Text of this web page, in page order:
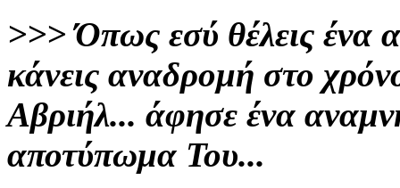
>>> Όπως εσύ θέλεις ένα
κάνεις αναδρομή στο
Αβριήλ... άφησε ένα
αποτύπωμα Του...